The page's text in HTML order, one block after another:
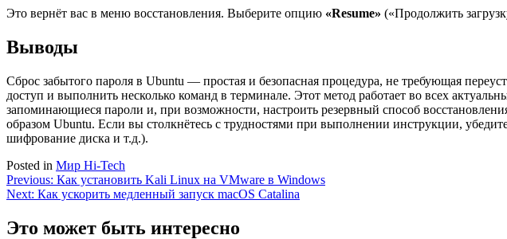
Это вернёт вас в меню восстановления. Выберите опцию «Resume» («Продолжить
Выводы
Сброс забытого пароля в Ubuntu — простая и безопасная процедура, не требующая
доступ и выполнить несколько команд в терминале. Этот метод работает во всех
запоминающиеся пароли и, при возможности, настроить резервный способ
образом Ubuntu. Если вы столкнётесь с трудностями при выполнении инструкции,
шифрование диска и т.д.).
Posted in Мир Hi-Tech
Навигация
по
записям
Previous: Как установить Kali Linux на VMware в Windows
Next: Как ускорить медленный запуск macOS Catalina
Это может быть интересно